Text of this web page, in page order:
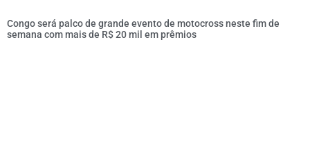
Congo será palco de grande evento de motocross neste fim de
semana com mais de R$ 20 mil em prêmios